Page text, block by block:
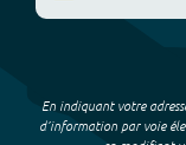
En indiquant votre
d’information par voie